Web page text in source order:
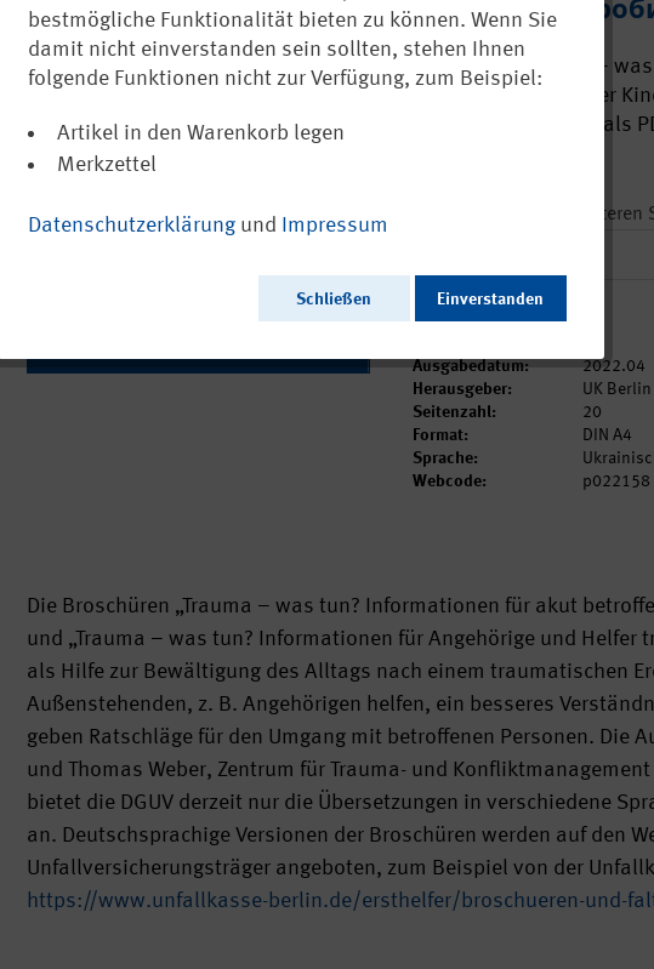
Травма – що
Broschüre „Trauma –
Helfer traumatisierter
Sprache. Nur online als
Dieser Artikel ist in weiteren
Ausgabedatum:
2022.04
Herausgeber:
UK Berlin
Seitenzahl:
20
Format:
DIN A4
Sprache:
Webcode:
p022158
Die Broschüren „Trauma – was tun? Informationen für akut
und „Trauma – was tun? Informationen für Angehörige und
als Hilfe zur Bewältigung des Alltags nach einem traumatischen
Außenstehenden, z. B. Angehörigen helfen, ein besseres
geben Ratschläge für den Umgang mit betroffenen Personen. Die
und Thomas Weber, Zentrum für Trauma- und
bietet die DGUV derzeit nur die Übersetzungen in verschiedene
an. Deutschsprachige Versionen der Broschüren werden auf den
Unfallversicherungsträger angeboten, zum Beispiel von der
https://www.unfallkasse-berlin.de/ersthelfer/broschueren-und-
bestmögliche Funktionalität bieten zu können. Wenn Sie
damit nicht einverstanden sein sollten, stehen Ihnen
folgende Funktionen nicht zur Verfügung, zum Beispiel:
Artikel in den Warenkorb legen
Merkzettel
Datenschutzerklärung und Impressum
Schließen Einverstanden